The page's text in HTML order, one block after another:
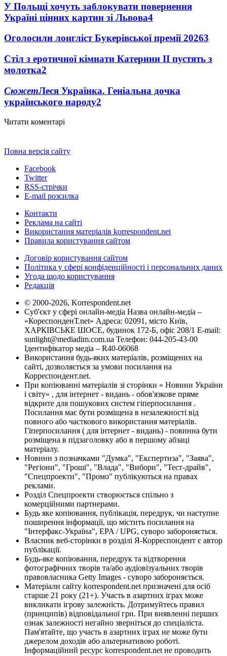
У Польщі хочуть заблокувати повернення
Україні цінних картин зі Львова4
Оголосили лонгліст Букерівської премії 20263
Стіл з еротичної кімнати Катерини II пустять з
молотка2
СюжетЛеся Українка. Геніальна дочка
українського народу2
Читати коментарі
Повна версія сайту
Facebook
Twitter
RSS-стрічки
E-mail розсилка
Контакти
Реклама на сайті
Використання матеріалів korrespondent.net
Правила користування сайтом
Договір користування сайтом
Політика у сфері конфіденційності і персональних даних
Угода щодо користування
Редакція
© 2000-2026, Korrespondent.net
Суб'єкт у сфері онлайн-медіа Назва онлайн-медіа –
«КореспонденТ.net» Адреса: 02091, місто Київ,
ХАРКІВСЬКЕ ШОСЕ, будинок 172-Б, офіс 208/1 E-mail:
sunlight@mediadim.com.ua Телефон: 044-205-43-00
Ідентифікатор медіа – R40-06068
Використання будь-яких матеріалів, розміщених на
сайті, дозволяється за умови посилання на
Корреспондент.net.
При копіюванні матеріалів зі сторінки « Новини України
і світу» , для інтернет - видань - обов'язкове пряме
відкрите для пошукових систем гіперпосилання .
Посилання має бути розміщена в незалежності від
повного або часткового використання матеріалів.
Гіперпосилання ( для інтернет - видань) - повинна бути
розміщена в підзаголовку або в першому абзаці
матеріалу.
Новини з позначками "Думка", "Експертиза", "Заява",
"Регіони", "Гроші", "Влада", "Вибори", "Тест-драйв",
"Спецпроекти", "Промо" публікуються на правах
реклами.
Розділ Спецпроекти створюється спільно з
комерційними партнерами.
Будь яке копіювання, публікація, передрук, чи наступне
поширення інформації, що містить посилання на
"Інтерфакс-Україна", EPA / UPG, суворо забороняється.
Власник веб-сторінки в розділі Я-Корреспондент є автор
публікації.
Будь-яке копіювання, передрук та відтворення
фотографічних творів та/або аудіовізуальних творів
правовласника Getty Images - суворо забороняється.
Матеріали сайту korrespondent.net призначені для осіб
старше 21 року (21+). Участь в азартних іграх може
викликати ігрову залежність. Дотримуйтесь правил
(принципів) відповідальної гри. При виявленні перших
ознак залежності негайно зверніться до спеціаліста.
Пам'ятайте, що участь в азартних іграх не може бути
джерелом доходів або альтернативою роботі.
Інформаційний ресурс korrespondent.net не проводить